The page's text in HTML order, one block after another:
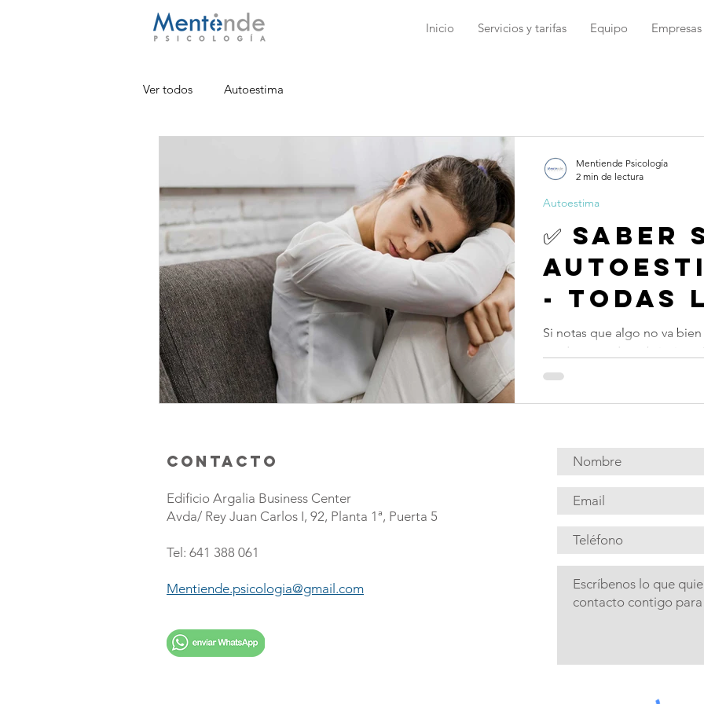
Inicio Servicios y tarifas Equipo Empresas
Ver todos Autoestima
✅ SABER
- Todas
claves
Si notas que algo no va
ayudamos a descubrir si es
autoestima baja. Si te has...
Autoestima
Mentiende Psicología
2 min de lectura
ContactO
Edificio Argalia Business Center
Avda/ Rey Juan Carlos I, 92, Planta 1ª, Puerta 5
Tel: 641 388 061
Mentiende.psicologia@gmail.com